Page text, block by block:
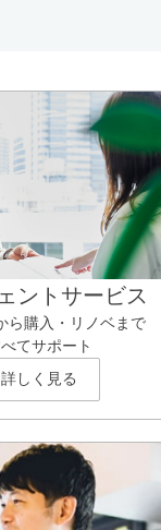
ントサービス
ら購入・リノベまで
てサポート
詳しく見る